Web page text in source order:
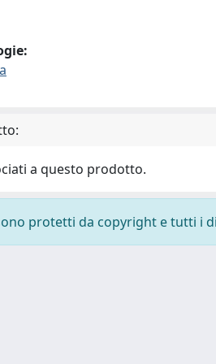
a questo prodotto.
protetti da copyright e tutti i